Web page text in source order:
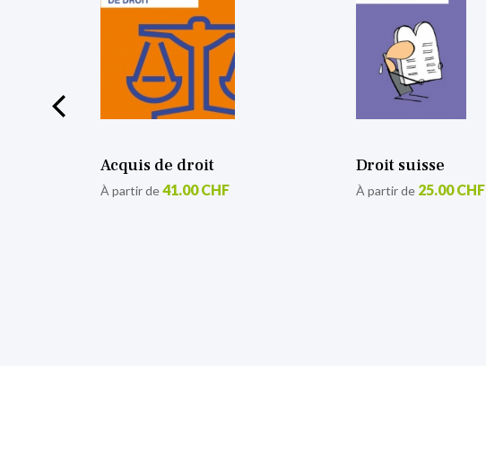
Acquis de droit
À partir de41.00 CHF
Droit suisse
À partir de 25.00 CHF